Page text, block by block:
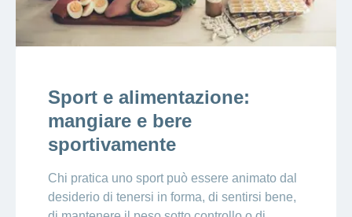
Sport e alimentazione:
mangiare e bere
sportivamente
Chi pratica uno sport può essere animato dal
desiderio di tenersi in forma, di sentirsi bene,